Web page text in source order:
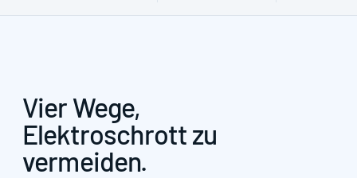
Vier Wege,
Elektroschrott zu
vermeiden.